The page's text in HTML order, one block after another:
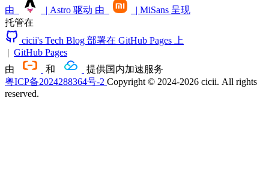
由 | Astro 驱动 由
| MiSans 呈现
托管在
cicii's Tech Blog 部署在 GitHub Pages 上
| GitHub Pages
由
和
提供国内加速服务
粤ICP备2024288364号-2 Copyright © 2024-2026 cicii. All rights
reserved.